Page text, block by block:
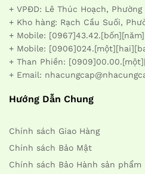
+ VPĐD: Lê Thúc Hoạch, Phường
+ Kho hàng: Rạch Cầu Suối,
+ Mobile: [0967]43.42.[bốn][năm]
+ Mobile:
+ Than Phiền:
+ Email:
Hướng Dẫn Chung
Chính sách Giao Hàng
Chính sách Bảo Mật
Chính sách Bảo Hành sản phẩm